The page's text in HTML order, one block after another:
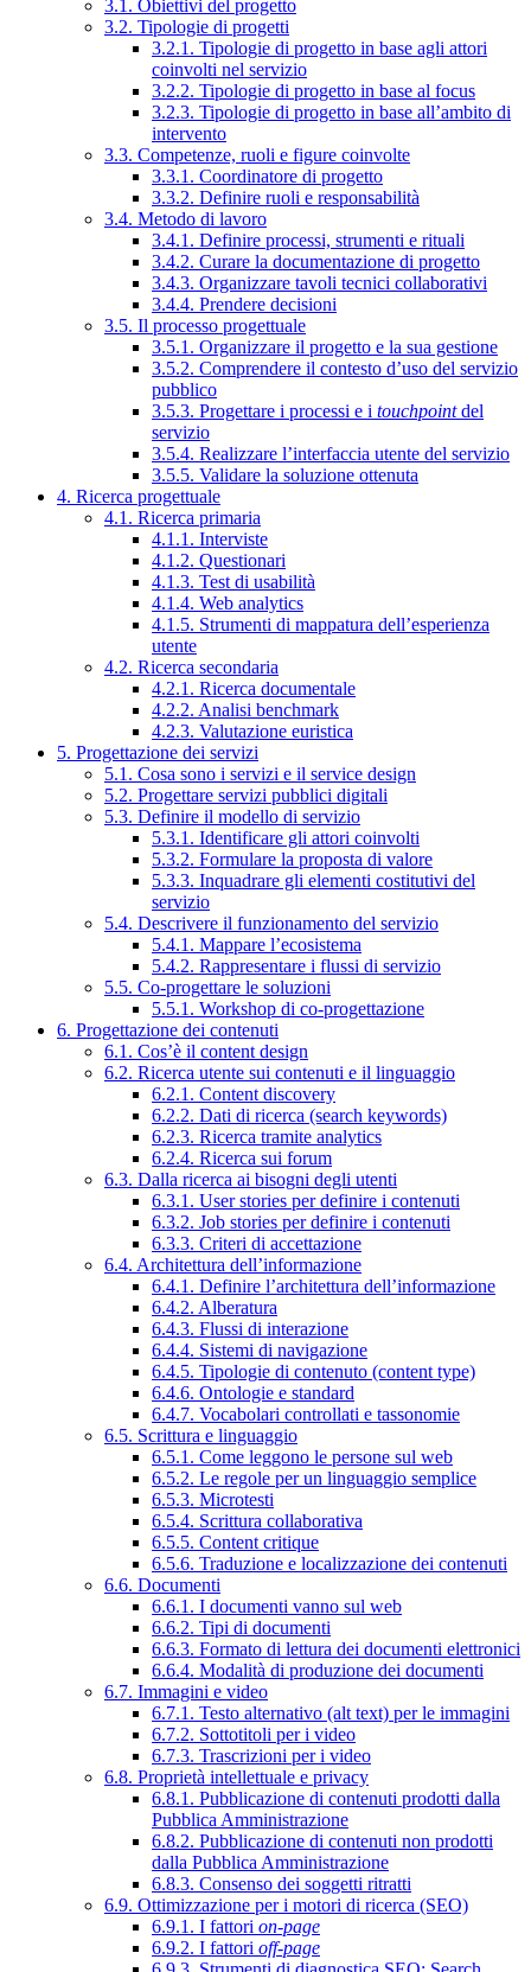
3.1. Obiettivi del progetto
3.2. Tipologie di progetti
3.2.1. Tipologie di progetto in base agli attori
coinvolti nel servizio
3.2.2. Tipologie di progetto in base al focus
3.2.3. Tipologie di progetto in base all’ambito di
intervento
3.3. Competenze, ruoli e figure coinvolte
3.3.1. Coordinatore di progetto
3.3.2. Definire ruoli e responsabilità
3.4. Metodo di lavoro
3.4.1. Definire processi, strumenti e rituali
3.4.2. Curare la documentazione di progetto
3.4.3. Organizzare tavoli tecnici collaborativi
3.4.4. Prendere decisioni
3.5. Il processo progettuale
3.5.1. Organizzare il progetto e la sua gestione
3.5.2. Comprendere il contesto d’uso del servizio
pubblico
3.5.3. Progettare i processi e i touchpointdel
servizio
3.5.4. Realizzare l’interfaccia utente del servizio
3.5.5. Validare la soluzione ottenuta
4. Ricerca progettuale
4.1. Ricerca primaria
4.1.1. Interviste
4.1.2. Questionari
4.1.3. Test di usabilità
4.1.4. Web analytics
4.1.5. Strumenti di mappatura dell’esperienza
utente
4.2. Ricerca secondaria
4.2.1. Ricerca documentale
4.2.2. Analisi benchmark
4.2.3. Valutazione euristica
5. Progettazione dei servizi
5.1. Cosa sono i servizi e il service design
5.2. Progettare servizi pubblici digitali
5.3. Definire il modello di servizio
5.3.1. Identificare gli attori coinvolti
5.3.2. Formulare la proposta di valore
5.3.3. Inquadrare gli elementi costitutivi del
servizio
5.4. Descrivere il funzionamento del servizio
5.4.1. Mappare l’ecosistema
5.4.2. Rappresentare i flussi di servizio
5.5. Co-progettare le soluzioni
5.5.1. Workshop di co-progettazione
6. Progettazione dei contenuti
6.1. Cos’è il content design
6.2. Ricerca utente sui contenuti e il linguaggio
6.2.1. Content discovery
6.2.2. Dati di ricerca (search keywords)
6.2.3. Ricerca tramite analytics
6.2.4. Ricerca sui forum
6.3. Dalla ricerca ai bisogni degli utenti
6.3.1. User stories per definire i contenuti
6.3.2. Job stories per definire i contenuti
6.3.3. Criteri di accettazione
6.4. Architettura dell’informazione
6.4.1. Definire l’architettura dell’informazione
6.4.2. Alberatura
6.4.3. Flussi di interazione
6.4.4. Sistemi di navigazione
6.4.5. Tipologie di contenuto (content type)
6.4.6. Ontologie e standard
6.4.7. Vocabolari controllati e tassonomie
6.5. Scrittura e linguaggio
6.5.1. Come leggono le persone sul web
6.5.2. Le regole per un linguaggio semplice
6.5.3. Microtesti
6.5.4. Scrittura collaborativa
6.5.5. Content critique
6.5.6. Traduzione e localizzazione dei contenuti
6.6. Documenti
6.6.1. I documenti vanno sul web
6.6.2. Tipi di documenti
6.6.3. Formato di lettura dei documenti elettronici
6.6.4. Modalità di produzione dei documenti
6.7. Immagini e video
6.7.1. Testo alternativo (alt text) per le immagini
6.7.2. Sottotitoli per i video
6.7.3. Trascrizioni per i video
6.8. Proprietà intellettuale e privacy
6.8.1. Pubblicazione di contenuti prodotti dalla
Pubblica Amministrazione
6.8.2. Pubblicazione di contenuti non prodotti
dalla Pubblica Amministrazione
6.8.3. Consenso dei soggetti ritratti
6.9. Ottimizzazione per i motori di ricerca (SEO)
6.9.1. I fattori on-page
6.9.2. I fattori off-page